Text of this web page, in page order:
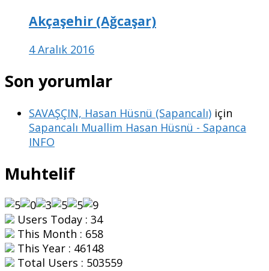
Akçaşehir (Ağcaşar)
4 Aralık 2016
Son yorumlar
SAVAŞÇIN, Hasan Hüsnü (Sapancalı) için
Sapancalı Muallim Hasan Hüsnü - Sapanca
INFO
Muhtelif
Users Today : 34
This Month : 658
This Year : 46148
Total Users : 503559